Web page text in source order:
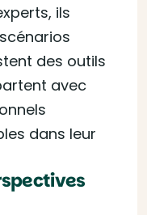
ils
des outils
avec
dans leur